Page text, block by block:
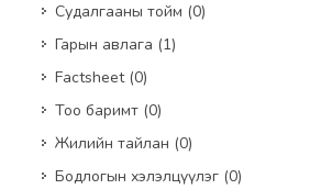
Судалгааны тойм (0)
Гарын авлага (1)
Factsheet (0)
Тоо баримт (0)
Жилийн тайлан (0)
Бодлогын хэлэлцүүлэг (0)